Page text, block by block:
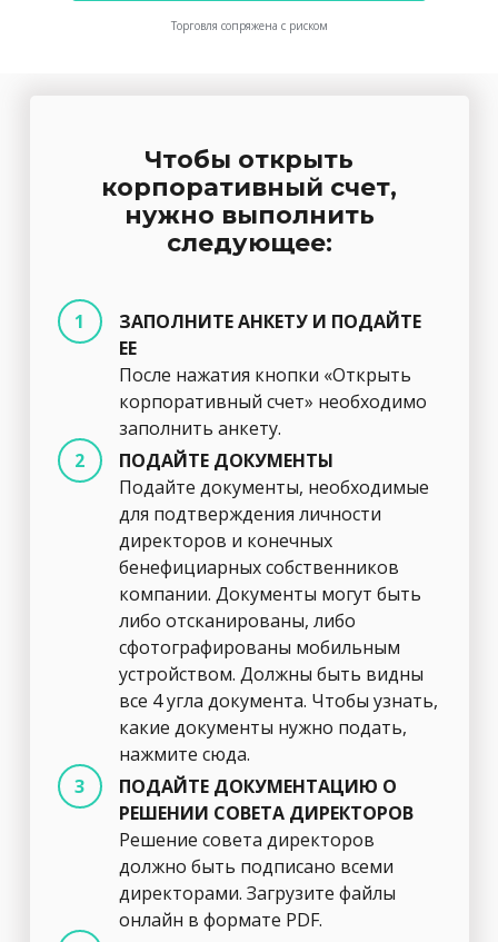
Торговля сопряжена с риском
Чтобы открыть
корпоративный счет,
нужно выполнить
следующее:
ЗАПОЛНИТЕ АНКЕТУ И ПОДАЙТЕ
ЕЕ
После нажатия кнопки «Открыть
корпоративный счет» необходимо
заполнить анкету.
ПОДАЙТЕ ДОКУМЕНТЫ
Подайте документы, необходимые
для подтверждения личности
директоров и конечных
бенефициарных собственников
компании. Документы могут быть
либо отсканированы, либо
сфотографированы мобильным
устройством. Должны быть видны
все 4 угла документа. Чтобы узнать,
какие документы нужно подать,
нажмите сюда.
ПОДАЙТЕ ДОКУМЕНТАЦИЮ О
РЕШЕНИИ СОВЕТА ДИРЕКТОРОВ
Решение совета директоров
должно быть подписано всеми
директорами. Загрузите файлы
онлайн в формате PDF.